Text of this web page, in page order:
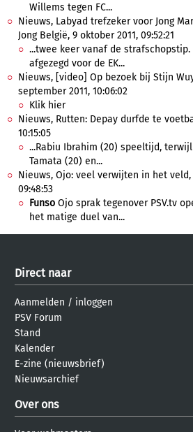
Willems tegen FC...
Nieuws, Labyad trefzeker voor Jong
Jong België, 9 oktober 2011, 09:52:21
...twee keer vanaf de strafschopstip.
afgezegd voor de EK...
Nieuws, [video] Op bezoek bij Stijn
september 2011, 10:06:02
Klik hier
Nieuws, Rutten: Depay durfde te
10:15:05
...Rabiu Ibrahim (20) speeltijd, terwijl
Tamata (20) en...
Nieuws, Ojo: veel verwijten in het veld,
09:48:53
Funso Ojo sprak tegenover PSV.tv
het matige duel van...
Direct naar
Aanmelden / inloggen
PSV Forum
Stand
Kalender
E-zine (nieuwsbrief)
Nieuwsarchief
Over ons